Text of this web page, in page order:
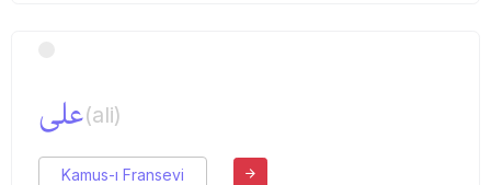
علی(ali)
Kamus-ı Fransevi